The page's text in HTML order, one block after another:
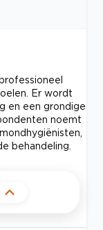
Er wordt
en een grondige
noemt
behandeling.